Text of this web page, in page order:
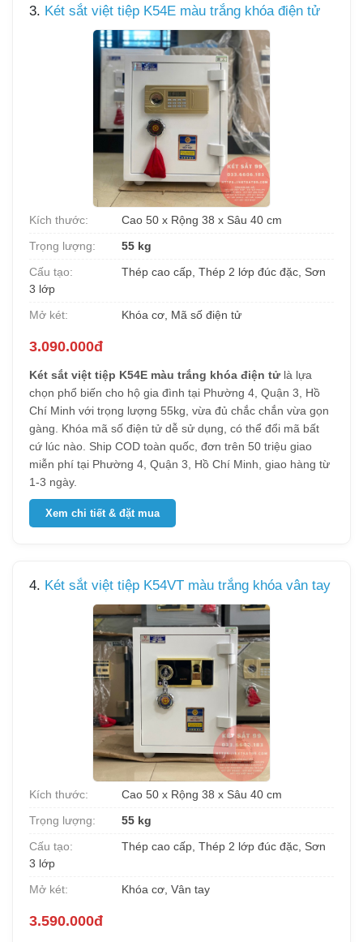
3. Két sắt việt tiệp K54E màu trắng khóa điện tử
Kích thước:
Cao 50 x Rộng 38 x Sâu 40 cm
Trọng lượng:
55 kg
Cấu tạo:
Thép cao cấp, Thép 2 lớp đúc đặc, Sơn
3 lớp
Mở két:
Khóa cơ, Mã số điện tử
3.090.000đ
Két sắt việt tiệp K54E màu trắng khóa điện tửlà lựa
chọn phổ biến cho hộ gia đình tại Phường 4, Quận 3, Hồ
Chí Minh với trọng lượng 55kg, vừa đủ chắc chắn vừa gọn
gàng. Khóa mã số điện tử dễ sử dụng, có thể đổi mã bất
cứ lúc nào. Ship COD toàn quốc, đơn trên 50 triệu giao
miễn phí tại Phường 4, Quận 3, Hồ Chí Minh, giao hàng từ
1-3 ngày.
Xem chi tiết & đặt mua
4. Két sắt việt tiệp K54VT màu trắng khóa vân tay
Kích thước:
Cao 50 x Rộng 38 x Sâu 40 cm
Trọng lượng:
55 kg
Cấu tạo:
Thép cao cấp, Thép 2 lớp đúc đặc, Sơn
3 lớp
Mở két:
Khóa cơ, Vân tay
3.590.000đ